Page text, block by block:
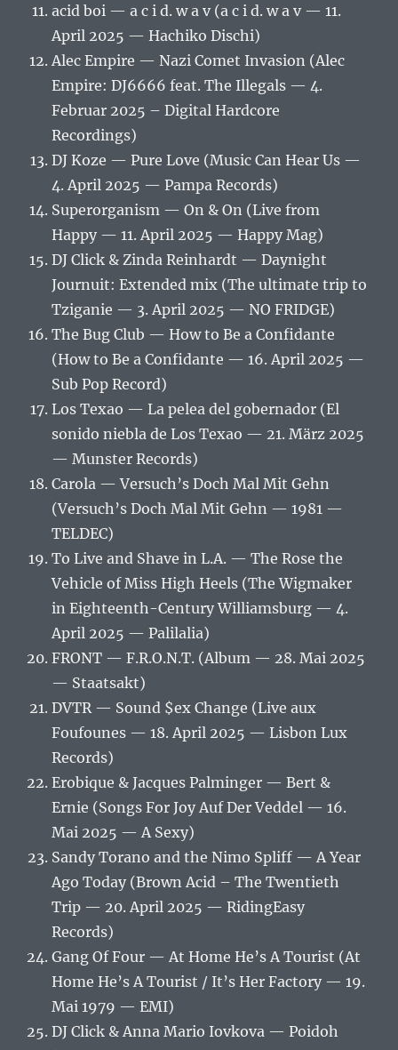
acid boi — a c i d. w a v (a c i d. w a v — 11.
April 2025 — Hachiko Dischi)
Alec Empire — Nazi Comet Invasion (Alec
Empire: DJ6666 feat. The Illegals — 4.
Februar 2025 – Digital Hardcore
Recordings)
DJ Koze — Pure Love (Music Can Hear Us —
4. April 2025 — Pampa Records)
Superorganism — On & On (Live from
Happy — 11. April 2025 — Happy Mag)
DJ Click & Zinda Reinhardt — Daynight
Journuit: Extended mix (The ultimate trip to
Tziganie — 3. April 2025 — NO FRIDGE)
The Bug Club — How to Be a Confidante
(How to Be a Confidante — 16. April 2025 —
Sub Pop Record)
Los Texao — La pelea del gobernador (El
sonido niebla de Los Texao — 21. März 2025
— Munster Records)
Carola — Versuch’s Doch Mal Mit Gehn
(Versuch’s Doch Mal Mit Gehn — 1981 —
TELDEC)
To Live and Shave in L.A. — The Rose the
Vehicle of Miss High Heels (The Wigmaker
in Eighteenth-Century Williamsburg — 4.
April 2025 — Palilalia)
FRONT — F.R.O.N.T. (Album — 28. Mai 2025
— Staatsakt)
DVTR — Sound $ex Change (Live aux
Foufounes — 18. April 2025 — Lisbon Lux
Records)
Erobique & Jacques Palminger — Bert &
Ernie (Songs For Joy Auf Der Veddel — 16.
Mai 2025 — A Sexy)
Sandy Torano and the Nimo Spliff — A Year
Ago Today (Brown Acid – The Twentieth
Trip — 20. April 2025 — RidingEasy
Records)
Gang Of Four — At Home He’s A Tourist (At
Home He’s A Tourist / It’s Her Factory — 19.
Mai 1979 — EMI)
DJ Click & Anna Mario Iovkova — Poidoh